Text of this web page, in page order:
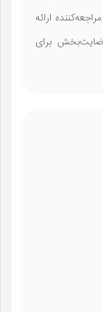
ارائه
برای